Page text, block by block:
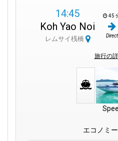
14:45
Koh Yao Noi
レムサイ桟橋
45
Direct
旅行の
エコノミ